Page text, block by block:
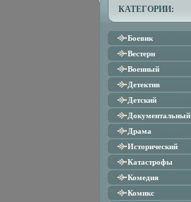
КАТЕГОРИИ:
Боевик
Вестерн
Военный
Детектив
Детский
Документальный
Драма
Исторический
Катастрофы
Комедия
Комикс